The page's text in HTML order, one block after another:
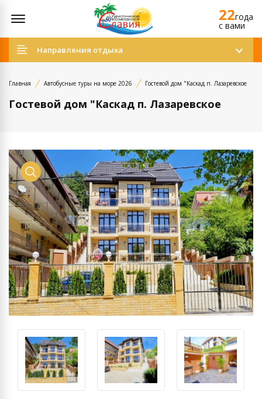
22года
c вами
Направления отдыха
Главная Автобусные туры на море 2026 Гостевой дом "Каскад п. Лазаревское
Гостевой дом "Каскад п. Лазаревское
Просмотр